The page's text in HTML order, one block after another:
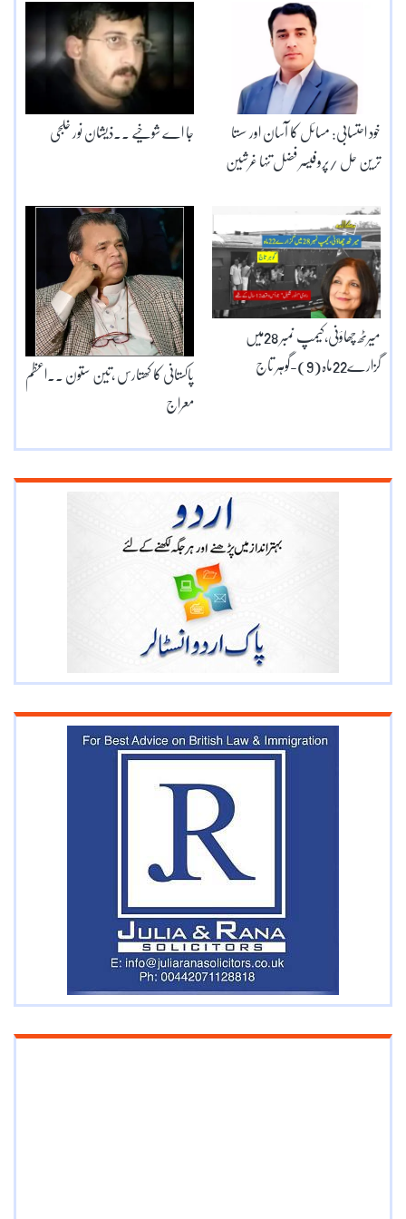
جا اے شوخیے ۔۔ذیشان نور خلجی خود احتسابی: مسائل کا آسان اور سستا
ترین حل /پروفیسر فضل تنہا غرشین
پاکستانی کا کھتارس ،تین ستون ۔۔اعظم
معراج
میرٹھ چھاؤنی،کیمپ نمبر 28میں
گزارے22ماہ(9)-گوہر تاج